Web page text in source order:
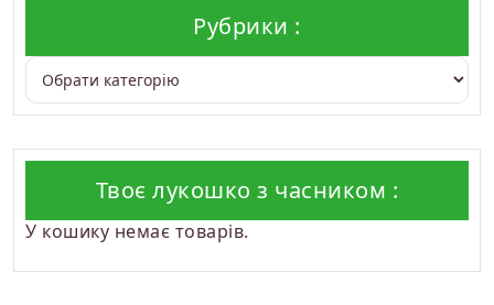
Рубрики :
Твоє лукошко з часником :
У кошику немає товарів.